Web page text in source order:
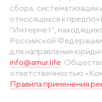
сбора, систематизации
относящихся к
"Интернет",
Российской
для направления
info@amur.life .
ответственностью
Правила применения